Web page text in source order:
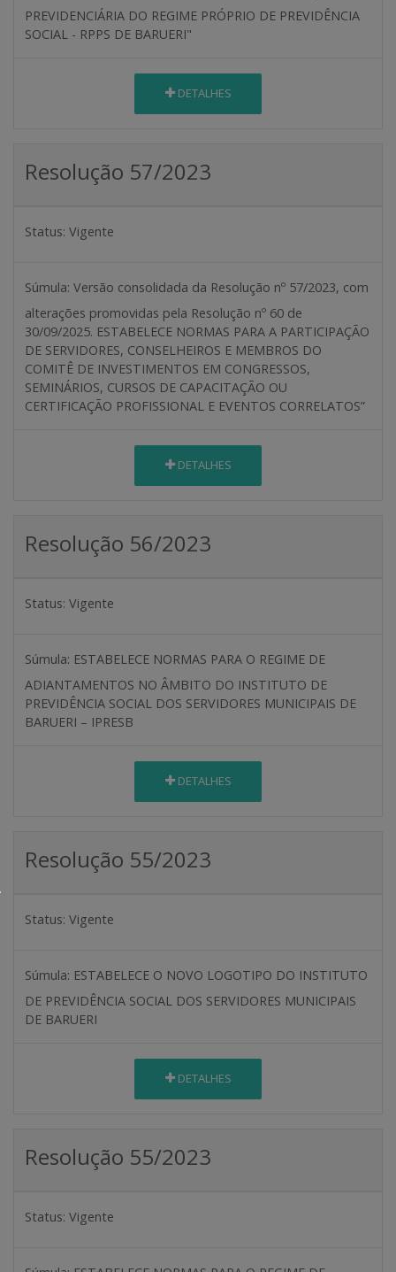
PREVIDENCIÁRIA DO REGIME PRÓPRIO DE PREVIDÊNCIA
SOCIAL - RPPS DE BARUERI"
DETALHES
Resolução 57/2023
Status: Vigente
Súmula: Versão consolidada da Resolução nº 57/2023, com
alterações promovidas pela Resolução nº 60 de
30/09/2025. ESTABELECE NORMAS PARA A PARTICIPAÇÃO
DE SERVIDORES, CONSELHEIROS E MEMBROS DO
COMITÊ DE INVESTIMENTOS EM CONGRESSOS,
SEMINÁRIOS, CURSOS DE CAPACITAÇÃO OU
CERTIFICAÇÃO PROFISSIONAL E EVENTOS CORRELATOS”
DETALHES
Resolução 56/2023
Status: Vigente
Súmula: ESTABELECE NORMAS PARA O REGIME DE
ADIANTAMENTOS NO ÂMBITO DO INSTITUTO DE
PREVIDÊNCIA SOCIAL DOS SERVIDORES MUNICIPAIS DE
BARUERI – IPRESB
DETALHES
Resolução 55/2023
Status: Vigente
Súmula: ESTABELECE O NOVO LOGOTIPO DO INSTITUTO
DE PREVIDÊNCIA SOCIAL DOS SERVIDORES MUNICIPAIS
DE BARUERI
DETALHES
Resolução 55/2023
Status: Vigente